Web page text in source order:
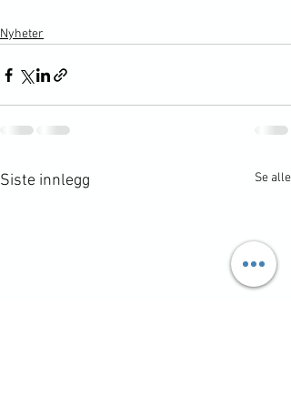
Nyheter
Siste innlegg Se alle